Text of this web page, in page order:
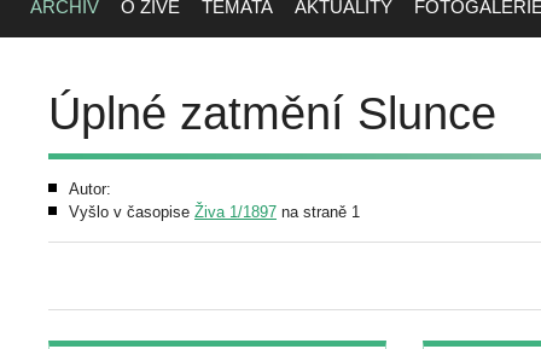
ARCHIV O ŽIVĚ TÉMATA AKTUALITY
Úplné zatmění Slunce
Autor:
Vyšlo v časopise Živa 1/1897 na straně 1